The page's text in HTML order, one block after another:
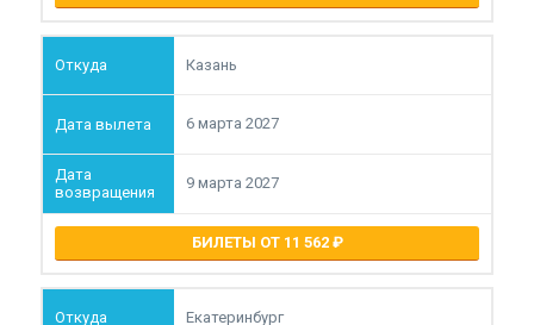
Казань
6 марта 2027
9 марта 2027
БИЛЕТЫ ОТ 11 562
Екатеринбург